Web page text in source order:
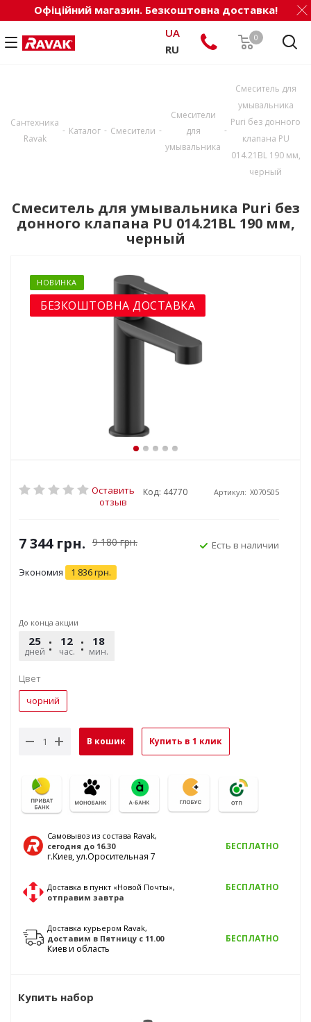
Офіційний магазин. Безкоштовна доставка!
0
UA
RU
Сантехника
Ravak
- Каталог - Смесители -
Смесители
для
умывальника
-
Смеситель для
умывальника
Puri без донного
клапана PU
014.21BL 190 мм,
черный
Смеситель для умывальника Puri без
донного клапана PU 014.21BL 190 мм,
черный
НОВИНКА
БЕЗКОШТОВНА ДОСТАВКА
Оставить
отзыв
Код: 44770 Артикул: X070505
7 344грн. 9 180грн.
Экономия 1 836грн.
Есть в наличии
До конца акции
25
дней
12
час.
18
мин.
Цвет
чорний
В кошик Купить в 1 клик
Самовывоз из состава Ravak,
сегодня до 16.30
г.Киев, ул.Оросительная 7
БЕСПЛАТНО
Доставка в пункт «Новой Почты»,
отправимзавтра
БЕСПЛАТНО
Доставка курьером Ravak,
доставим в Пятницу с 11.00
Киев и область
БЕСПЛАТНО
Купить набор